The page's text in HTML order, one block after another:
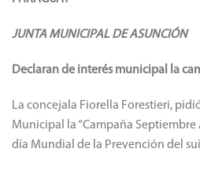
JUNTA MUNICIPAL DE ASUNCIÓN
Declaran de interés municipal la
La concejala Fiorella Forestieri,
Municipal la “Campaña Septiembre
día Mundial de la Prevención del